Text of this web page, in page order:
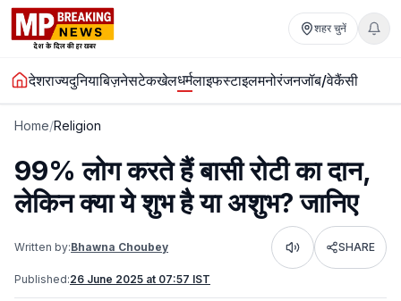
शहर चुनें
देशराज्यदुनियाबिज़नेसटेकखेलधर्मलाइफस्टाइलमनोरंजनजॉब/वेकैंसी
Home/Religion
99% लोग करते हैं बासी रोटी का दान,
लेकिन क्या ये शुभ है या अशुभ? जानिए
Written by:Bhawna Choubey Listen SHARE
Published:26 June 2025 at 07:57 IST